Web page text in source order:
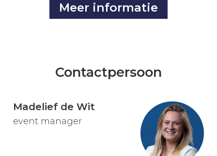
Meer informatie
Contactpersoon
Madelief de Wit
event manager